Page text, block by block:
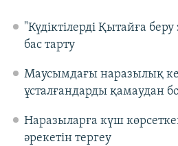
"Күдіктілерді Қытайға
бас тарту
Маусымдағы наразылық
ұсталғандарды қамаудан
Наразыларға күш
әрекетін тергеу